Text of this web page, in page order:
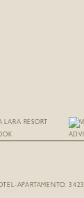
APARTAMENTO: 3423